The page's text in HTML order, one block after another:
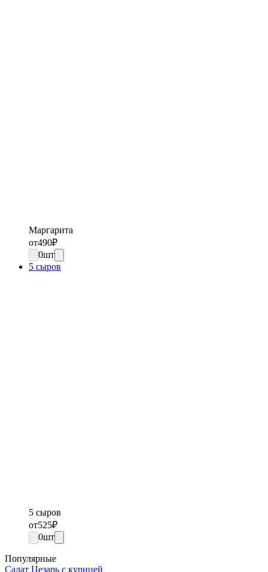
Маргарита
от490₽
0шт
5 сыров
5 сыров
от525₽
0шт
Популярные
Салат Цезарь с курицей